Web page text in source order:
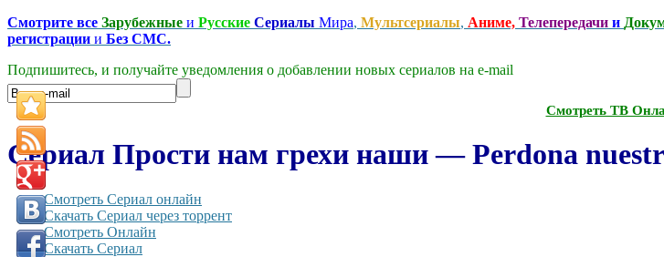
Смотрите все Зарубежные и Русские Сериалы Мира, Мультсериалы, Аниме, Телепередачи и
регистрации и Без СМС.
Подпишитесь, и получайте уведомления о добавлении новых сериалов на e-mаil
Смотреть ТВ
Сериал Прости нам грехи наши — Perdona
Смотреть Сериал онлайн
Скачать Сериал через торрент
Смотреть Онлайн
Скачать Сериал